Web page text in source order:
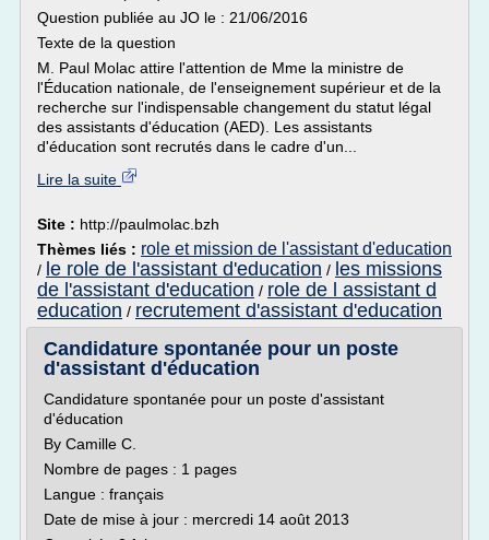
Question publiée au JO le : 21/06/2016
Texte de la question
M. Paul Molac attire l'attention de Mme la ministre de
l'Éducation nationale, de l'enseignement supérieur et de la
recherche sur l'indispensable changement du statut légal
des assistants d'éducation (AED). Les assistants
d'éducation sont recrutés dans le cadre d'un...
Lire la suite
Site : http://paulmolac.bzh
Thèmes liés : role et mission de l'assistant d'education
/ le role de l'assistant d'education / les missions
de l'assistant d'education / role de l assistant d
education / recrutement d'assistant d'education
Candidature spontanée pour un poste
d'assistant d'éducation
Candidature spontanée pour un poste d'assistant
d'éducation
By Camille C.
Nombre de pages : 1 pages
Langue : français
Date de mise à jour : mercredi 14 août 2013